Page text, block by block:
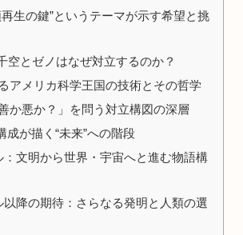
再生の鍵”というテーマが示す希望と挑
空とゼノはなぜ対立するのか？
アメリカ科学王国の技術とその哲学
か悪か？」を問う対立構図の深層
成が描く“未来”への階段
：文明から世界・宇宙へと進む物語構
以降の期待：さらなる発明と人類の選